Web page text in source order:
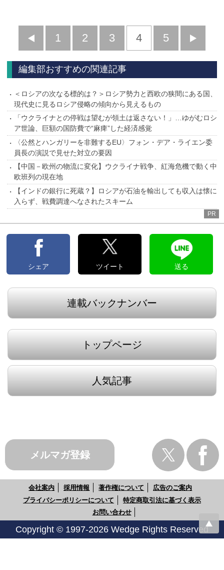
前
へ
1 2 3 4 5
へ
編集部おすすめの関連記事
＜ロシアの次なる標的は？＞ロシア勢力と西欧の狭間にある国、
現代史に見るロシア侵略の傾向から見えるもの
「ウクライナとの停戦は望むが領土は返さない！」…ゆがむロシ
ア世論、巨額の国防費で“麻痺”した経済感覚
〈公然とハンガリーを非難するEU〉フォン・デア・ライエン委
員長の演説で見せた対立の要因
【中国－欧州の物流に変化】ウクライナ戦争、紅海危機で動く中
欧班列の現在地
【インドの銀行に死蔵？】ロシアが石油を輸出しても収入は懐に
入らず、戦費調達へなされたスキーム
PR
シェア ツイート 送る
連載バックナンバー
トップページ
人気記事
メルマガ登録
会社案内 採用情報 著作権について
広告のご案内
プライバシーポリシーについて
特定商取引法に基づく表示
お問い合わせ
Copyright © 1997-2026 Wedge Rights Reserved